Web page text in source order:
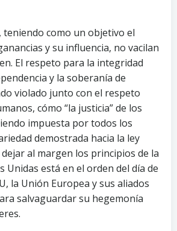
teniendo como un objetivo el
y su influencia, no vacilan
El respeto para la integridad
y la soberanía de
violado junto con el respeto
cómo “la justicia” de los
impuesta por todos los
demostrada hacia la ley
al margen los principios de la
Unidas está en el orden del día de
la Unión Europea y sus aliados
salvaguardar su hegemonía